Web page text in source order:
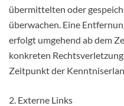
übermittelten oder
überwachen. Eine
erfolgt umgehend ab dem
konkreten
Zeitpunkt der
2. Externe Links